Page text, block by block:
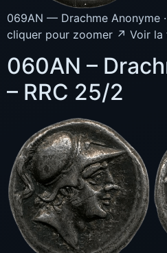
069AN — Drachme Anonyme
cliquer pour zoomer ↗ Voir la
060AN –
– RRC 25/2